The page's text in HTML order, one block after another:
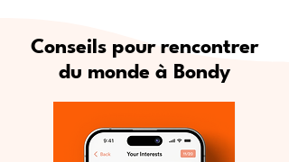
Conseils pour rencontrer
du monde à Bondy